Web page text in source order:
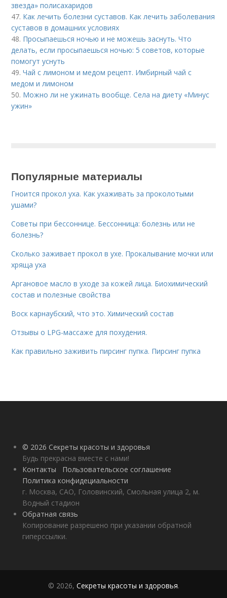
звезда» полисахаридов
47. Как лечить болезни суставов. Как лечить заболевания
суставов в домашних условиях
48. Просыпаешься ночью и не можешь заснуть. Что
делать, если просыпаешься ночью: 5 советов, которые
помогут уснуть
49.Чай с лимоном и медом рецепт. Имбирный чай с
медом и лимоном
50. Можно ли не ужинать вообще. Села на диету «Минус
ужин»
Популярные материалы
Гноится прокол уха. Как ухаживать за проколотыми
ушами?
Советы при бессоннице. Бессонница: болезнь или не
болезнь?
Сколько заживает прокол в ухе. Прокалывание мочки или
хряща уха
Аргановое масло в уходе за кожей лица. Биохимический
состав и полезные свойства
Воск карнаубский, что это. Химический состав
Отзывы о LPG-массаже для похудения.
Как правильно заживить пирсинг пупка. Пирсинг пупка
© 2026 Секреты красоты и здоровья
Будь прекрасна вместе с нами!
Контакты
Пользовательское соглашение
Политика конфидециальности
г. Москва, САО, Головинский, Смольная улица 2, м.
Водный стадион
Обратная связь
Копирование разрешено при указании обратной
гиперссылки.
© 2026, Секреты красоты и здоровья.